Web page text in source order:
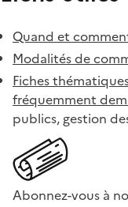
Quand et
Modalités de
Fiches
fréquemment
publics, gestion
Abonnez-vous à